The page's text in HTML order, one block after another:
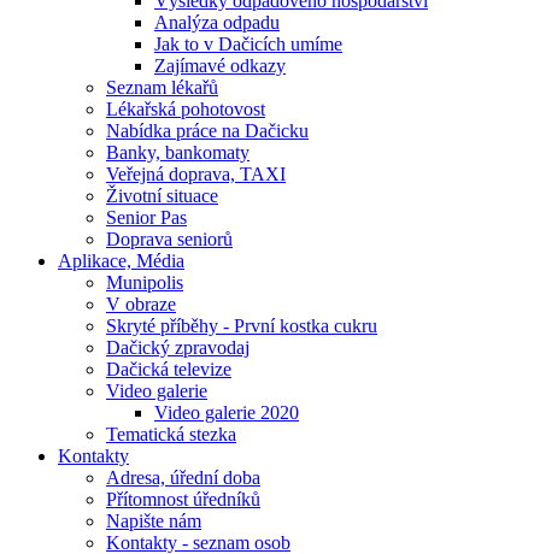
Analýza odpadu
Jak to v Dačicích umíme
Zajímavé odkazy
Seznam lékařů
Lékařská pohotovost
Nabídka práce na Dačicku
Banky, bankomaty
Veřejná doprava, TAXI
Životní situace
Senior Pas
Doprava seniorů
Aplikace, Média
Munipolis
V obraze
Skryté příběhy - První kostka cukru
Dačický zpravodaj
Dačická televize
Video galerie
Video galerie 2020
Tematická stezka
Kontakty
Adresa, úřední doba
Přítomnost úředníků
Napište nám
Kontakty - seznam osob